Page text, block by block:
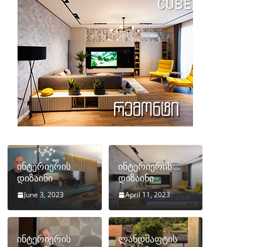
ინტერიერის
დიზაინი
June 3, 2023
ინტერიერის
დიზაინი
April 11, 2023
ინტერიერის
ლანდშაფტის